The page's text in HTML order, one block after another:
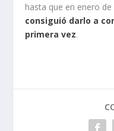
hasta que en enero de
consiguió darlo a
primera vez.